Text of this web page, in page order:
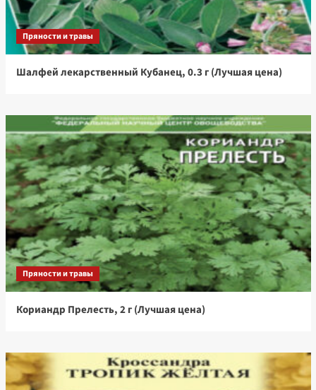
Пряности и травы
Шалфей лекарственный Кубанец, 0.3 г (Лучшая цена)
Пряности и травы
Кориандр Прелесть, 2 г (Лучшая цена)